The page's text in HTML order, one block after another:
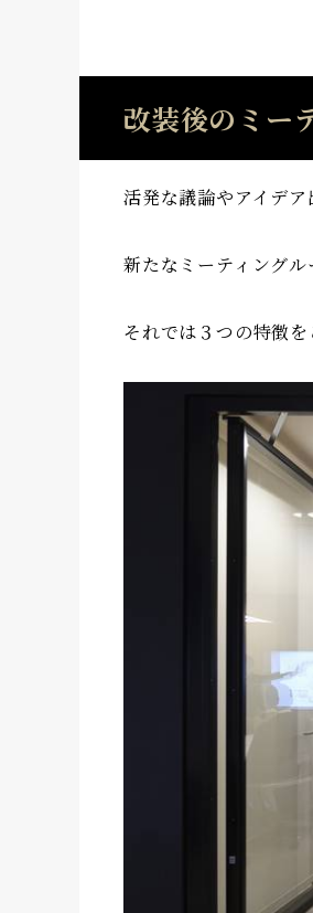
改装後のミー
活発な議論やアイデ
新たなミーティングル
それでは３つの特徴を